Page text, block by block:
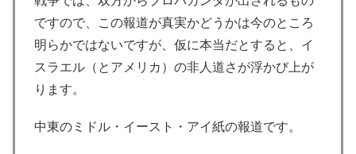
ですので、この報道が真実かどうかは今のところ
明らかではないですが、仮に本当だとすると、イ
スラエル（とアメリカ）の非人道さが浮かび上が
ります。
中東のミドル・イースト・アイ紙の報道です。